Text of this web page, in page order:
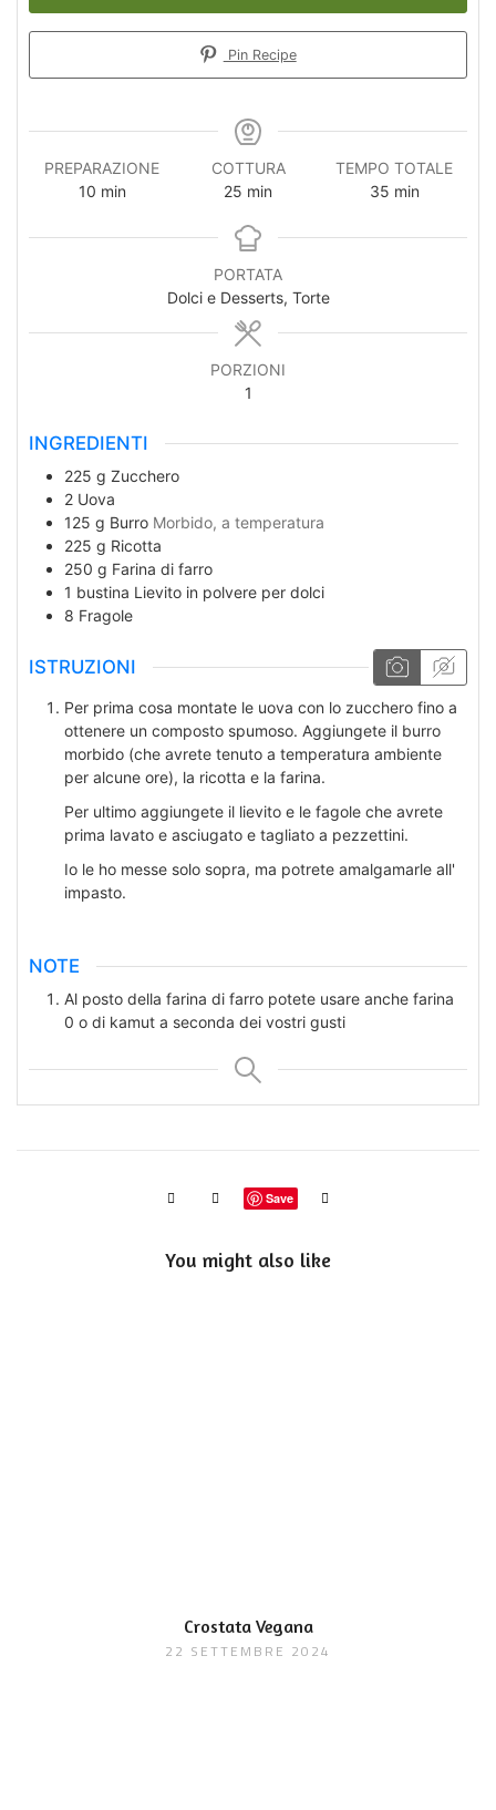
Pin Recipe
PREPARAZIONE
10minuti
min
COTTURA
25 minuti
min
TEMPO TOTALE
35minuti
min
PORTATA
Dolci e Desserts, Torte
PORZIONI
1
INGREDIENTI
225 g Zucchero
2 Uova
125 g Burro Morbido, a temperatura
225 g Ricotta
250 g Farina di farro
1 bustina Lievito in polvere per dolci
8 Fragole
ISTRUZIONI
Per prima cosa montate le uova con lo zucchero fino a
ottenere un composto spumoso. Aggiungete il burro
morbido (che avrete tenuto a temperatura ambiente
per alcune ore), la ricotta e la farina.
Per ultimo aggiungete il lievito e le fagole che avrete
prima lavato e asciugato e tagliato a pezzettini.
Io le ho messe solo sopra, ma potrete amalgamarle all'
impasto.
NOTE
Al posto della farina di farro potete usare anche farina
0 o di kamut a seconda dei vostri gusti
Save
You might also like
Crostata Vegana
22 SETTEMBRE 2024